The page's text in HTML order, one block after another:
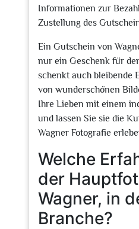
Informationen zur
Zustellung des
Ein Gutschein von
nur ein Geschenk für
schenkt auch bleibende
von wunderschönen
Ihre Lieben mit einem
und lassen Sie sie die
Wagner Fotografie
Welche
der
Wagner, in
Branche?